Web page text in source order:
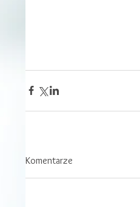
Komentarze